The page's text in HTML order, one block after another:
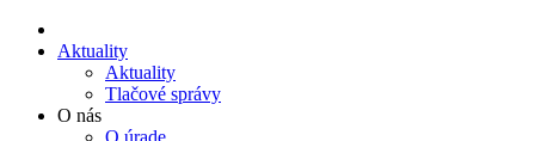
Aktuality
Aktuality
Tlačové správy
O nás
O úrade